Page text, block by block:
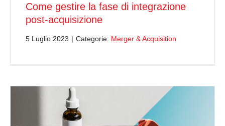
Come gestire la fase di integrazione
post-acquisizione
5 Luglio 2023 | Categorie: Merger & Acquisition